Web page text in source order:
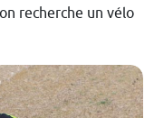
recherche un vélo